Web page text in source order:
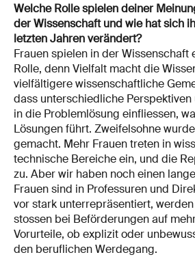
Welche Rolle spielen deiner
der Wissenschaft und wie hat sich
letzten Jahren verändert?
Frauen spielen in der Wissenschaft
Rolle, denn Vielfalt macht die
vielfältigere wissenschaftliche
dass unterschiedliche
in die Problemlösung einfliessen,
Lösungen führt. Zweifelsohne
gemacht. Mehr Frauen treten in
technische Bereiche ein, und die
zu. Aber wir haben noch einen
Frauen sind in Professuren und
vor stark unterrepräsentiert,
stossen bei Beförderungen auf
Vorurteile, ob explizit oder
den beruflichen Werdegang.